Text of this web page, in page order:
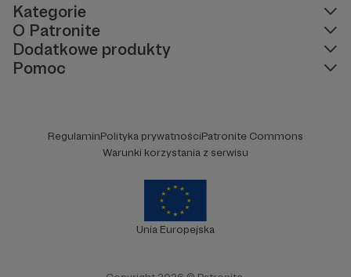
Kategorie
O Patronite
Dodatkowe produkty
Pomoc
RegulaminPolityka prywatnościPatronite Commons
Warunki korzystania z serwisu
Unia Europejska